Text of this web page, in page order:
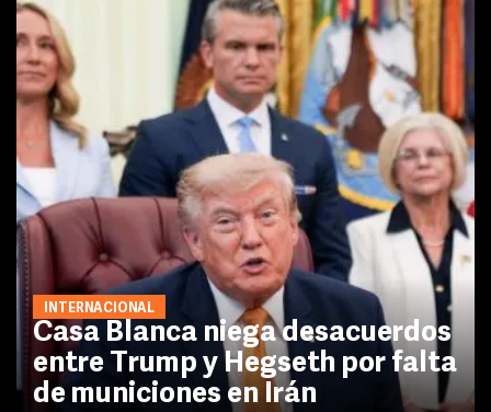
INTERNACIONAL
Casa Blanca niega desacuerdos
entre Trump y Hegseth por falta
de municiones en Irán